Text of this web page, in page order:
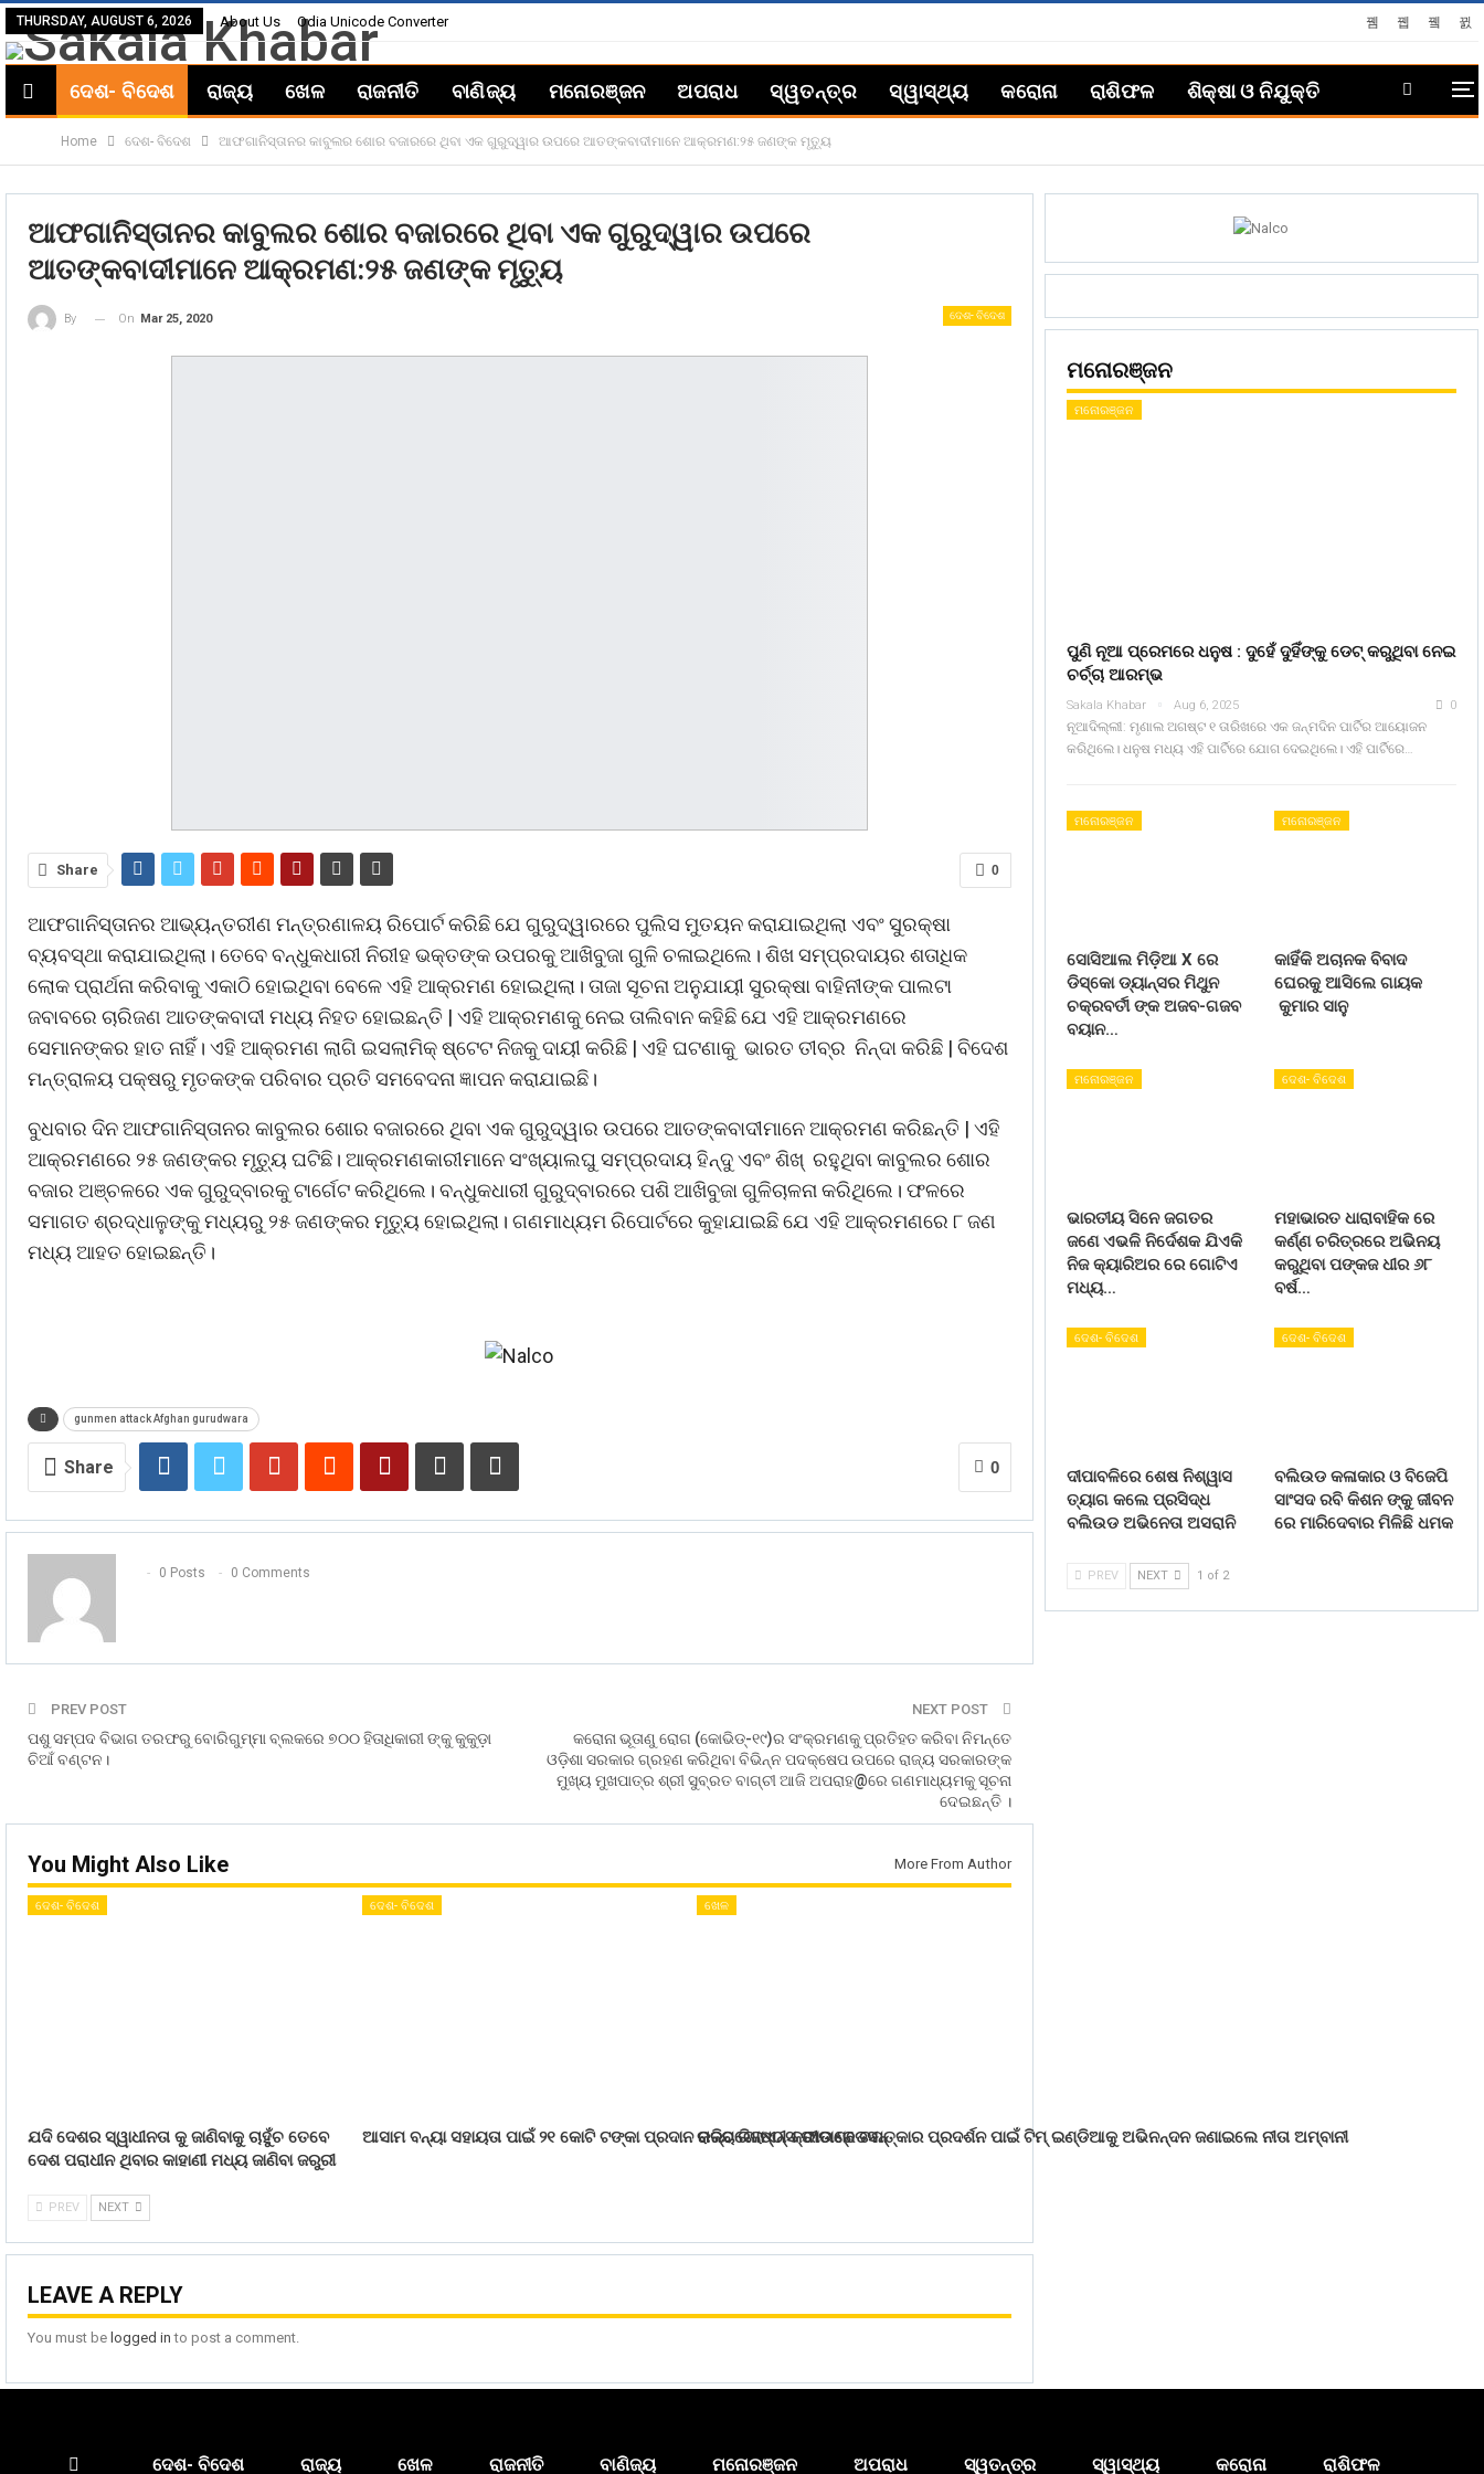
THURSDAY, AUGUST 6, 2026 About Us Odia Unicode Converter
ଦେଶ- ବିଦେଶ ରାଜ୍ୟ ଖେଳ ରାଜନୀତି ବାଣିଜ୍ୟ ମନୋରଞ୍ଜନ ଅପରାଧ ସ୍ୱତନ୍ତ୍ର ସ୍ୱାସ୍ଥ୍ୟ କରୋନା ରାଶିଫଳ ଶିକ୍ଷା ଓ ନିଯୁକ୍ତି
Home ଦେଶ- ବିଦେଶ ଆଫଗାନିସ୍ତାନର କାବୁଲର ଶୋର ବଜାରରେ ଥିବା ଏକ ଗୁରୁଦ୍ୱାର ଉପରେ ଆତଙ୍କବାଦୀମାନେ ଆକ୍ରମଣ:୨୫ ଜଣଙ୍କ ମୃତ୍ୟୁ
ଆଫଗାନିସ୍ତାନର କାବୁଲର ଶୋର ବଜାରରେ ଥିବା ଏକ ଗୁରୁଦ୍ୱାର ଉପରେ
ଆତଙ୍କବାଦୀମାନେ ଆକ୍ରମଣ:୨୫ ଜଣଙ୍କ ମୃତ୍ୟୁ
ଦେଶ- ବିଦେଶ
By On Mar 25, 2020
0
Share
ଆଫଗାନିସ୍ତାନର ଆଭ୍ୟନ୍ତରୀଣ ମନ୍ତ୍ରଣାଳୟ ରିପୋର୍ଟ କରିଛି ଯେ ଗୁରୁଦ୍ୱାରରେ ପୁଲିସ ମୁତୟନ କରାଯାଇଥିଲା ଏବଂ ସୁରକ୍ଷା
ବ୍ୟବସ୍ଥା କରାଯାଇଥିଲା। ତେବେ ବନ୍ଧୁକଧାରୀ ନିରୀହ ଭକ୍ତଙ୍କ ଉପରକୁ ଆଖିବୁଜା ଗୁଳି ଚଳାଇଥିଲେ। ଶିଖ ସମ୍ପ୍ରଦାୟର ଶତାଧିକ
ଲୋକ ପ୍ରାର୍ଥନା କରିବାକୁ ଏକାଠି ହୋଇଥିବା ବେଳେ ଏହି ଆକ୍ରମଣ ହୋଇଥିଲା। ତାଜା ସୂଚନା ଅନୁଯାୟୀ ସୁରକ୍ଷା ବାହିନୀଙ୍କ ପାଲଟା
ଜବାବରେ ଚାରିଜଣ ଆତଙ୍କବାଦୀ ମଧ୍ୟ ନିହତ ହୋଇଛନ୍ତି | ଏହି ଆକ୍ରମଣକୁ ନେଇ ତାଲିବାନ କହିଛି ଯେ ଏହି ଆକ୍ରମଣରେ
ସେମାନଙ୍କର ହାତ ନାହିଁ। ଏହି ଆକ୍ରମଣ ଲାଗି ଇସଲାମିକ୍ ଷ୍ଟେଟ ନିଜକୁ ଦାୟୀ କରିଛି | ଏହି ଘଟଣାକୁ ଭାରତ ତୀବ୍ର ନିନ୍ଦା କରିଛି | ବିଦେଶ
ମନ୍ତ୍ରାଳୟ ପକ୍ଷରୁ ମୃତକଙ୍କ ପରିବାର ପ୍ରତି ସମବେଦନା ଜ୍ଞାପନ କରାଯାଇଛି।
ବୁଧବାର ଦିନ ଆଫଗାନିସ୍ତାନର କାବୁଲର ଶୋର ବଜାରରେ ଥିବା ଏକ ଗୁରୁଦ୍ୱାର ଉପରେ ଆତଙ୍କବାଦୀମାନେ ଆକ୍ରମଣ କରିଛନ୍ତି | ଏହି
ଆକ୍ରମଣରେ ୨୫ ଜଣଙ୍କର ମୃତ୍ୟୁ ଘଟିଛି। ଆକ୍ରମଣକାରୀମାନେ ସଂଖ୍ୟାଲଘୁ ସମ୍ପ୍ରଦାୟ ହିନ୍ଦୁ ଏବଂ ଶିଖ୍ ରହୁଥିବା କାବୁଲର ଶୋର
ବଜାର ଅଞ୍ଚଳରେ ଏକ ଗୁରୁଦ୍ବାରକୁ ଟାର୍ଗେଟ କରିଥିଲେ। ବନ୍ଧୁକଧାରୀ ଗୁରୁଦ୍ବାରରେ ପଶି ଆଖିବୁଜା ଗୁଳିଚାଳନା କରିଥିଲେ। ଫଳରେ
ସମାଗତ ଶ୍ରଦ୍ଧାଳୁଙ୍କୁ ମଧ୍ୟରୁ ୨୫ ଜଣଙ୍କର ମୃତ୍ୟୁ ହୋଇଥିଲା। ଗଣମାଧ୍ୟମ ରିପୋର୍ଟରେ କୁହାଯାଇଛି ଯେ ଏହି ଆକ୍ରମଣରେ ୮ ଜଣ
ମଧ୍ୟ ଆହତ ହୋଇଛନ୍ତି।
gunmen attack Afghan gurudwara
0
Share
0 Posts 0 Comments
PREV POST
ପଶୁ ସମ୍ପଦ ବିଭାଗ ତରଫରୁ ବୋରିଗୁମ୍ମା ବ୍ଲକରେ ୭୦୦ ହିତାଧିକାରୀ ଙ୍କୁ କୁକୁଡ଼ା
ଚିଆଁ ବଣ୍ଟନ।
NEXT POST
କରୋନା ଭୂତାଣୁ ରୋଗ (କୋଭିଡ୍‌-୧୯)ର ସଂକ୍ରମଣକୁ ପ୍ରତିହତ କରିବା ନିମନ୍ତେ
ଓଡ଼ିଶା ସରକାର ଗ୍ରହଣ କରିଥିବା ବିଭିନ୍ନ ପଦକ୍ଷେପ ଉପରେ ରାଜ୍ୟ ସରକାରଙ୍କ
ମୁଖ୍ୟ ମୁଖପାତ୍ର ଶ୍ରୀ ସୁବ୍ରତ ବାଗ୍‌ଚୀ ଆଜି ଅପରାହ@ରେ ଗଣମାଧ୍ୟମକୁ ସୂଚନା
ଦେଇଛନ୍ତି ।
You Might Also Like More From Author
ଦେଶ- ବିଦେଶ
ଯଦି ଦେଶର ସ୍ୱାଧୀନତା କୁ ଜାଣିବାକୁ ଚାହୁଁଚ ତେବେ
ଦେଶ ପରାଧୀନ ଥିବାର କାହାଣୀ ମଧ୍ୟ ଜାଣିବା ଜରୁରୀ
ଦେଶ- ବିଦେଶ
ଆସାମ ବନ୍ୟା ସହାୟତା ପାଇଁ ୨୧ କୋଟି ଟଙ୍କା ପ୍ରଦାନ କରିବ ରିଲାଏନ୍ସ ଫାଉଣ୍ଡେସନ୍
ଖେଳ
ରାଜ୍ୟଗୋଷ୍ଠୀ କ୍ରୀଡାରେ ଚମତ୍କାର ପ୍ରଦର୍ଶନ ପାଇଁ ଟିମ୍ ଇଣ୍ଡିଆକୁ ଅଭିନନ୍ଦନ ଜଣାଇଲେ ନୀତା ଅମ୍ବାନୀ
PREV NEXT
LEAVE A REPLY
You must be logged in to post a comment.
ମନୋରଞ୍ଜନ
ମନୋରଞ୍ଜନ
ପୁଣି ନୂଆ ପ୍ରେମରେ ଧନୁଷ : ଦୁହେଁ ଦୁହିଁଙ୍କୁ ଡେଟ୍ କରୁଥିବା ନେଇ
ଚର୍ଚ୍ଚା ଆରମ୍ଭ
Sakala Khabar Aug 6, 2025 0
ନୂଆଦିଲ୍ଲୀ: ମୃଣାଲ ଅଗଷ୍ଟ ୧ ତାରିଖରେ ଏକ ଜନ୍ମଦିନ ପାର୍ଟିର ଆୟୋଜନ
କରିଥିଲେ। ଧନୁଷ ମଧ୍ୟ ଏହି ପାର୍ଟିରେ ଯୋଗ ଦେଇଥିଲେ। ଏହି ପାର୍ଟିରେ…
ମନୋରଞ୍ଜନ
ସୋସିଆଲ ମିଡ଼ିଆ X ରେ
ଡିସ୍କୋ ଡ୍ୟାନ୍ସର ମିଥୁନ
ଚକ୍ରବର୍ତୀ ଙ୍କ ଅଜବ-ଗଜବ
ବୟାନ…
ମନୋରଞ୍ଜନ
କାହିଁକି ଅଚାନକ ବିବାଦ
ଘେରକୁ ଆସିଲେ ଗାୟକ
କୁମାର ସାନୁ
ମନୋରଞ୍ଜନ
ଭାରତୀୟ ସିନେ ଜଗତର
ଜଣେ ଏଭଳି ନିର୍ଦେଶକ ଯିଏକି
ନିଜ କ୍ୟାରିଅର ରେ ଗୋଟିଏ
ମଧ୍ୟ…
ଦେଶ- ବିଦେଶ
ମହାଭାରତ ଧାରାବାହିକ ରେ
କର୍ଣ୍ଣ ଚରିତ୍ରରେ ଅଭିନୟ
କରୁଥିବା ପଙ୍କଜ ଧୀର ୬୮
ବର୍ଷ…
ଦେଶ- ବିଦେଶ
ଦୀପାବଳିରେ ଶେଷ ନିଶ୍ୱାସ
ତ୍ୟାଗ କଲେ ପ୍ରସିଦ୍ଧ
ବଲିଉଡ ଅଭିନେତା ଅସରାନି
ଦେଶ- ବିଦେଶ
ବଲିଉଡ କଳାକାର ଓ ବିଜେପି
ସାଂସଦ ରବି କିଶନ ଙ୍କୁ ଜୀବନ
ରେ ମାରିଦେବାର ମିଳିଛି ଧମକ
PREV NEXT 1 of 2
ଦେଶ- ବିଦେଶ ରାଜ୍ୟ ଖେଳ ରାଜନୀତି ବାଣିଜ୍ୟ ମନୋରଞ୍ଜନ ଅପରାଧ ସ୍ୱତନ୍ତ୍ର ସ୍ୱାସ୍ଥ୍ୟ କରୋନା ରାଶିଫଳ